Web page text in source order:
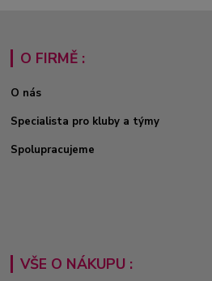
O FIRMĚ :
O nás
Specialista pro kluby a týmy
Spolupracujeme
VŠE O NÁKUPU :